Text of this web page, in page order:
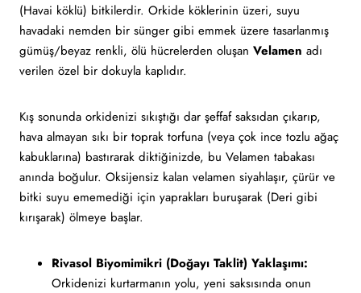
(Havai köklü) bitkilerdir. Orkide köklerinin üzeri, suyu
havadaki nemden bir sünger gibi emmek üzere tasarlanmış
gümüş/beyaz renkli, ölü hücrelerden oluşan Velamen adı
verilen özel bir dokuyla kaplıdır.
Kış sonunda orkidenizi sıkıştığı dar şeffaf saksıdan çıkarıp,
hava almayan sıkı bir toprak torfuna (veya çok ince tozlu ağaç
kabuklarına) bastırarak diktiğinizde, bu Velamen tabakası
anında boğulur. Oksijensiz kalan velamen siyahlaşır, çürür ve
bitki suyu ememediği için yaprakları buruşarak (Deri gibi
kırışarak) ölmeye başlar.
Rivasol Biyomimikri (Doğayı Taklit) Yaklaşımı:
Orkidenizi kurtarmanın yolu, yeni saksısında onun